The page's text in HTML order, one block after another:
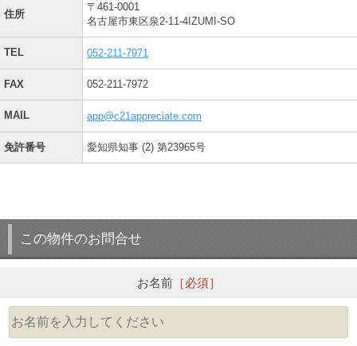
住所
〒461-0001
名古屋市東区泉2-11-4IZUMI-SO
TEL 052-211-7971
FAX 052-211-7972
MAIL app@c21appreciate.com
免許番号 愛知県知事 (2) 第23965号
この物件のお問合せ
お名前［必須］